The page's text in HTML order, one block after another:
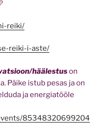
reiki/
reiki-i-aste/
häälestuson
Päike istub pesas ja on
ja energiatööle
85348320699204